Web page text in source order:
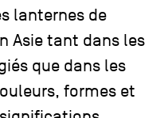
lanternes de
Asie tant dans les
que dans les
formes et